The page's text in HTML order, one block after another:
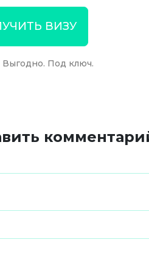
ВИЗУ
Выгодно. Под ключ.